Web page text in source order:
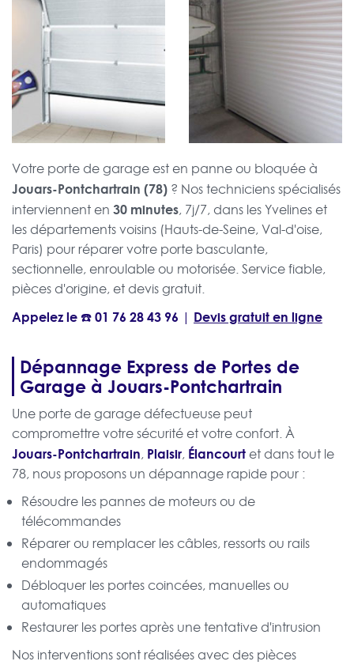
Votre porte de garage est en panne ou bloquée à
Jouars-Pontchartrain (78) ? Nos techniciens spécialisés
interviennent en 30 minutes, 7j/7, dans les Yvelines et
les départements voisins (Hauts-de-Seine, Val-d'oise,
Paris) pour réparer votre porte basculante,
sectionnelle, enroulable ou motorisée. Service fiable,
pièces d'origine, et devis gratuit.
Appelez le ☎️01 76 28 43 96 | Devis gratuit en ligne
Dépannage Express de Portes de
Garage à Jouars-Pontchartrain
Une porte de garage défectueuse peut
compromettre votre sécurité et votre confort. À
Jouars-Pontchartrain, Plaisir, Élancourt et dans tout le
78, nous proposons un dépannage rapide pour :
Résoudre les pannes de moteurs ou de
télécommandes
Réparer ou remplacer les câbles, ressorts ou rails
endommagés
Débloquer les portes coincées, manuelles ou
automatiques
Restaurer les portes après une tentative d'intrusion
Nos interventions sont réalisées avec des pièces